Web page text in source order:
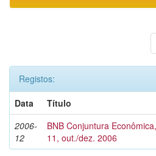
Registos:
Data
Título
2006-
12
BNB Conjuntura
11, out./dez. 2006